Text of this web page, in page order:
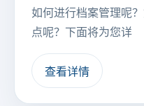
如何进行档案管理呢
点呢？下面将为您详
查看详情